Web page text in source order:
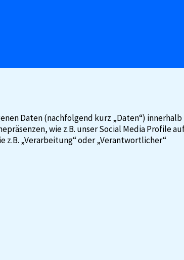
Daten (nachfolgend kurz „Daten“) innerhalb
wie z.B. unser Social Media Profile
„Verarbeitung“ oder „Verantwortlicher“